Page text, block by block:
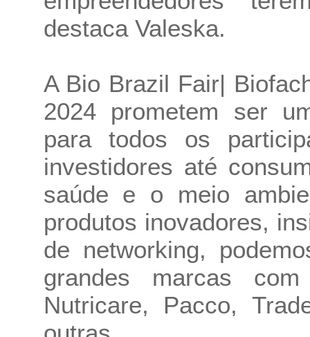
destaca Valeska.
A Bio Brazil Fair|
2024 prometem ser
para todos os
investidores até
saúde e o meio
produtos inovadores,
de networking,
grandes marcas
Nutricare, Pacco,